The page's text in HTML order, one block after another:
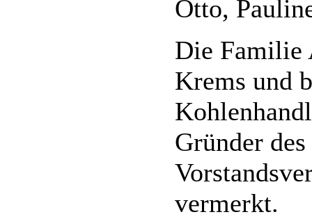
Otto,
Die Familie
Krems und
Gründer
vermerkt.